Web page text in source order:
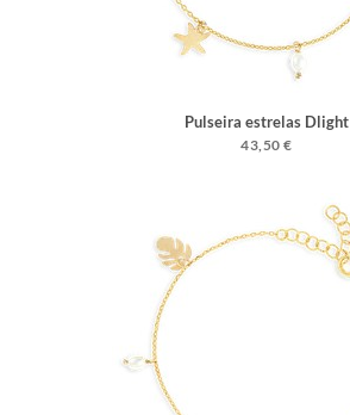
Pulseira estrelas Dlight
43,50 €